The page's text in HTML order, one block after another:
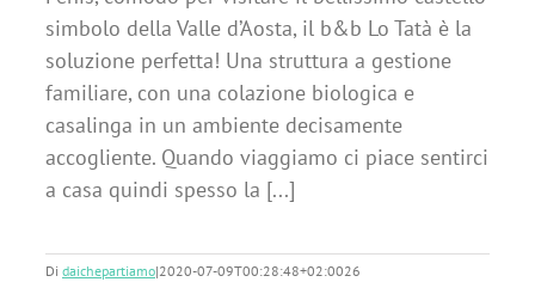
simbolo della Valle d’Aosta, il b&b Lo Tatà è la
soluzione perfetta! Una struttura a gestione
familiare, con una colazione biologica e
casalinga in un ambiente decisamente
accogliente. Quando viaggiamo ci piace sentirci
a casa quindi spesso la [...]
Di daichepartiamo|2020-07-09T00:28:48+02:0026